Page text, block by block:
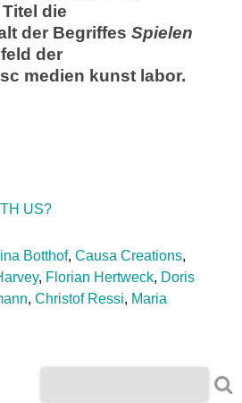
die
der BegriffesSpielen
der
medien kunst labor.
US?
Botthof,Causa Creations,
, Florian Hertweck, Doris
,Christof Ressi, Maria